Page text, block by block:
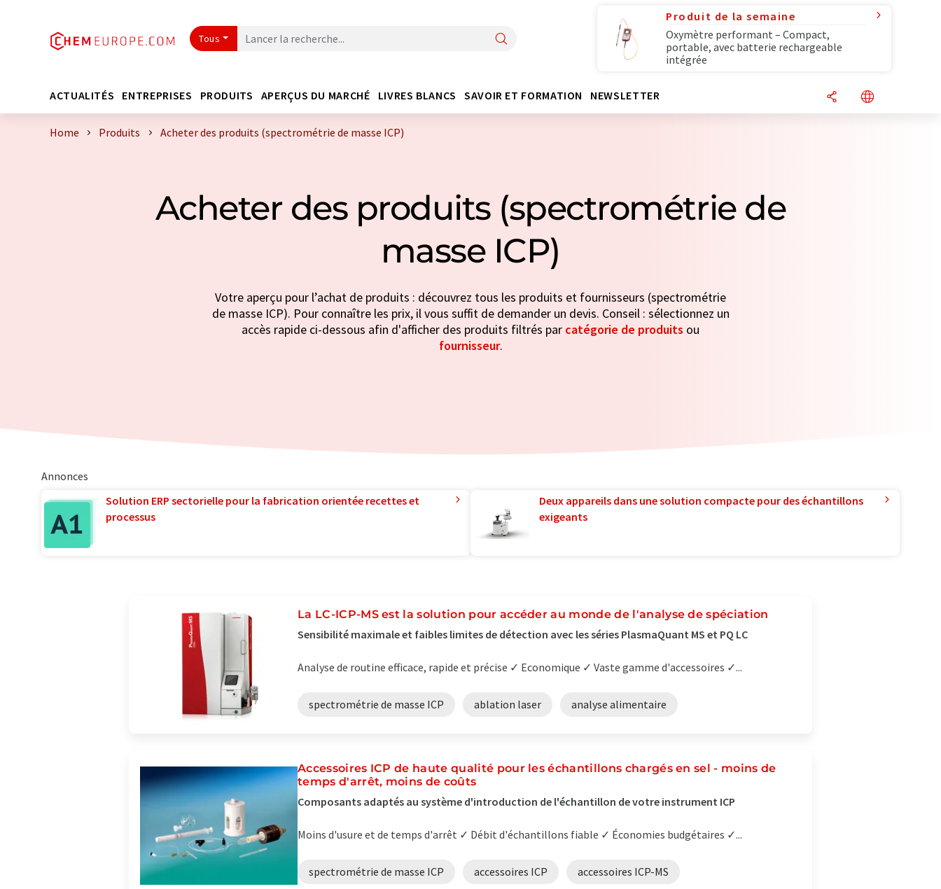
Tous
Produit de la semaine
Oxymètre performant – Compact,
portable, avec batterie rechargeable
intégrée
ACTUALITÉS ENTREPRISES PRODUITS APERÇUS DU MARCHÉ LIVRES BLANCS SAVOIR ET FORMATION NEWSLETTER
Home Produits Acheter des produits (spectrométrie de masse ICP)
Acheter des produits (spectrométrie de
masse ICP)
Votre aperçu pour l’achat de produits : découvrez tous les produits et fournisseurs (spectrométrie
de masse ICP). Pour connaître les prix, il vous suffit de demander un devis. Conseil : sélectionnez un
accès rapide ci-dessous afin d'afficher des produits filtrés par catégorie de produits ou
fournisseur.
Annonces
Solution ERP sectorielle pour la fabrication orientée recettes et
processus
Deux appareils dans une solution compacte pour des échantillons
exigeants
La LC-ICP-MS est la solution pour accéder au monde de l'analyse de spéciation
Sensibilité maximale et faibles limites de détection avec les séries PlasmaQuant MS et PQ LC
Analyse de routine efficace, rapide et précise ✓ Economique ✓ Vaste gamme d'accessoires ✓...
spectrométrie de masse ICP ablation laser analyse alimentaire
Accessoires ICP de haute qualité pour les échantillons chargés en sel - moins de
temps d'arrêt, moins de coûts
Composants adaptés au système d'introduction de l'échantillon de votre instrument ICP
Moins d'usure et de temps d'arrêt ✓ Débit d'échantillons fiable ✓ Économies budgétaires ✓...
spectrométrie de masse ICP accessoires ICP accessoires ICP-MS